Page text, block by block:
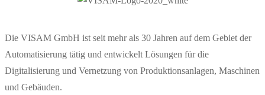
Die VISAM GmbH ist seit mehr als 30 Jahren auf dem Gebiet der
Automatisierung tätig und entwickelt Lösungen für die
Digitalisierung und Vernetzung von Produktionsanlagen, Maschinen
und Gebäuden.